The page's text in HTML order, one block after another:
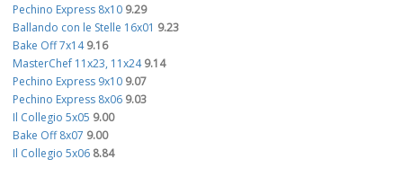
Pechino Express 8x10 9.29
Ballando con le Stelle 16x01 9.23
Bake Off 7x14 9.16
MasterChef 11x23, 11x24 9.14
Pechino Express 9x10 9.07
Pechino Express 8x06 9.03
Il Collegio 5x05 9.00
Bake Off 8x07 9.00
Il Collegio 5x06 8.84